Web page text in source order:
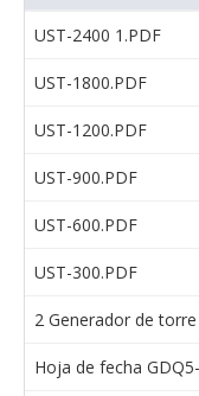
UST-2400 1.PDF
UST-1800.PDF
UST-1200.PDF
UST-900.PDF
UST-600.PDF
UST-300.PDF
2 Generador de
Hoja de fecha